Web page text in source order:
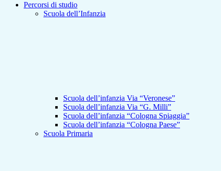
Percorsi di studio
Scuola dell’Infanzia
Scuola dell’infanzia Via “Veronese”
Scuola dell’infanzia Via “G. Milli”
Scuola dell’infanzia “Cologna Spiaggia”
Scuola dell’infanzia “Cologna Paese”
Scuola Primaria